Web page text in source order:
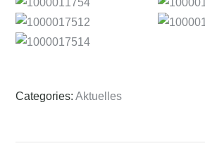
Categories:Aktuelles